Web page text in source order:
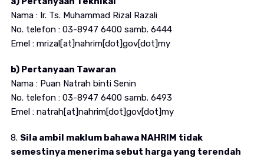
Nama : Ir. Ts. Muhammad Rizal Razali
No. telefon : 03-8947 6400 samb. 6444
Emel : mrizal[at]nahrim[dot]gov[dot]my
b) Pertanyaan Tawaran
Nama : Puan Natrah binti Senin
No. telefon : 03-8947 6400 samb. 6493
Emel : natrah[at]nahrim[dot]gov[dot]my
8. Sila ambil maklum bahawa NAHRIM tidak
semestinya menerima sebut harga yang terendah